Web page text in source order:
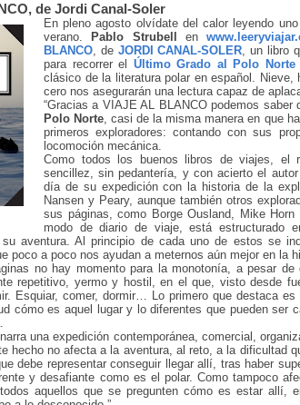
de Jordi Canal-Soler
En pleno agosto olvídate del calor leyendo
verano.
Pablo Strubell en
BLANCO, de JORDI CANAL-SOLER, un libro
para recorrer el Último Grado al Polo Norte
clásico de la literatura polar en español.
cero nos asegurarán una lectura capaz de
“Gracias a VIAJE AL BLANCO podemos saber
Polo Norte, casi de la misma manera en que
primeros exploradores: contando con sus
locomoción mecánica.
Como todos los buenos libros de viajes, el
sencillez, sin pedantería, y con acierto el
día de su expedición con la historia de la
Nansen y Peary, aunque también otros
sus páginas, como Borge Ousland, Mike
modo de diario de viaje, está estructurado
aventura. Al principio de cada uno de estos se
poco a poco nos ayudan a meternos aún mejor en la
no hay momento para la monotonía, a pesar
repetitivo, yermo y hostil, en el que, visto desde
Esquiar, comer, dormir… Lo primero que destaca
cómo es aquel lugar y lo diferentes que pueden ser
una expedición contemporánea, comercial,
hecho no afecta a la aventura, al reto, a la dificultad
debe representar conseguir llegar allí, tras haber
y desafiante como es el polar. Como tampoco
aquellos que se pregunten cómo es estar allí,